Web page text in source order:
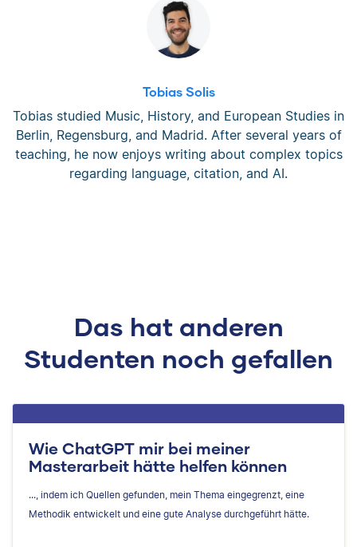
Tobias Solis
Tobias studied Music, History, and European Studies in
Berlin, Regensburg, and Madrid. After several years of
teaching, he now enjoys writing about complex topics
regarding language, citation, and AI.
Das hat anderen
Studenten noch gefallen
Wie ChatGPT mir bei meiner
Masterarbeit hätte helfen können
..., indem ich ​​Quellen gefunden, mein Thema eingegrenzt, eine
Methodik entwickelt und eine gute Analyse durchgeführt hätte.